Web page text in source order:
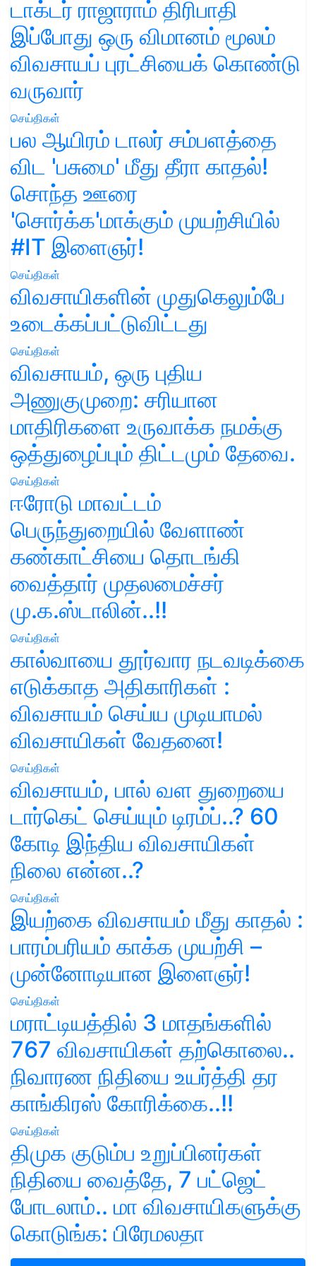
டாக்டர் ராஜாராம் திரிபாதி
இப்போது ஒரு விமானம் மூலம்
விவசாயப் புரட்சியைக் கொண்டு
வருவார்
செய்திகள்
பல ஆயிரம் டாலர் சம்பளத்தை
விட 'பசுமை' மீது தீரா காதல்!
சொந்த ஊரை
'சொர்க்க'மாக்கும் முயற்சியில்
#IT இளைஞர்!
செய்திகள்
விவசாயிகளின் முதுகெலும்பே
உடைக்கப்பட்டுவிட்டது
செய்திகள்
விவசாயம், ஒரு புதிய
அணுகுமுறை: சரியான
மாதிரிகளை உருவாக்க நமக்கு
ஒத்துழைப்பும் திட்டமும் தேவை.
செய்திகள்
ஈரோடு மாவட்டம்
பெருந்துறையில் வேளாண்
கண்காட்சியை தொடங்கி
வைத்தார் முதலமைச்சர்
மு.க.ஸ்டாலின்..!!
செய்திகள்
கால்வாயை தூர்வார நடவடிக்கை
எடுக்காத அதிகாரிகள் :
விவசாயம் செய்ய முடியாமல்
விவசாயிகள் வேதனை!
செய்திகள்
விவசாயம், பால் வள துறையை
டார்கெட் செய்யும் டிரம்ப்..? 60
கோடி இந்திய விவசாயிகள்
நிலை என்ன..?
செய்திகள்
இயற்கை விவசாயம் மீது காதல் :
பாரம்பரியம் காக்க முயற்சி –
முன்னோடியான இளைஞர்!
செய்திகள்
மராட்டியத்தில் 3 மாதங்களில்
767 விவசாயிகள் தற்கொலை..
நிவாரண நிதியை உயர்த்தி தர
காங்கிரஸ் கோரிக்கை..!!
செய்திகள்
திமுக குடும்ப உறுப்பினர்கள்
நிதியை வைத்தே, 7 பட்ஜெட்
போடலாம்.. மா விவசாயிகளுக்கு
கொடுங்க: பிரேமலதா